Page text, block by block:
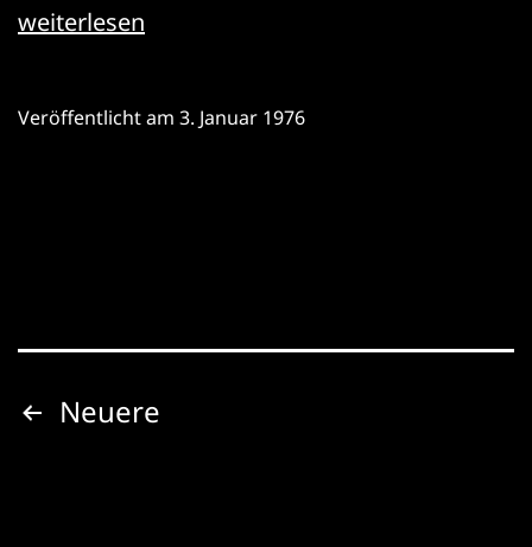
Else
Schüler:
weiterlesen
Veröffentlicht am 3. Januar 1976
Seitennummerierung
Neuere